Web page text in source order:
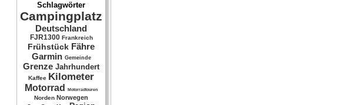
Schlagwörter
Campingplatz
Deutschland
FJR1300 Frankreich
Frühstück Fähre
Garmin Gemeinde
Grenze Jahrhundert
Kaffee Kilometer
Motorrad Motorradtouren
Norden Norwegen